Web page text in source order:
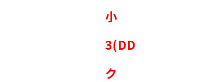
小
3(DD
ク